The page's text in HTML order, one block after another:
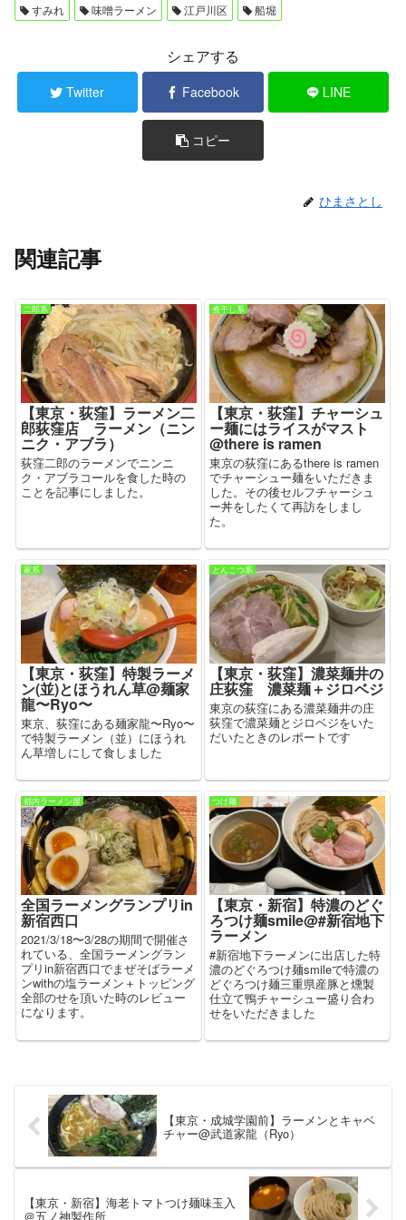
すみれ 味噌ラーメン 江戸川区 船堀
シェアする
Twitter Facebook LINE
コピー
ひまさとし
関連記事
二郎系
【東京・荻窪】ラーメン二
郎荻窪店 ラーメン（ニン
ニク・アブラ）
荻窪二郎のラーメンでニンニ
ク・アブラコールを食した時の
ことを記事にしました。
煮干し系
【東京・荻窪】チャーシュ
ー麺にはライスがマスト
@there is ramen
東京の荻窪にあるthere is ramen
でチャーシュー麺をいただきま
した。その後セルフチャーシュ
ー丼をしたくて再訪をしまし
た。
家系
【東京・荻窪】特製ラーメ
ン(並)とほうれん草@麺家
龍〜Ryo〜
東京、荻窪にある麺家龍〜Ryo〜
で特製ラーメン（並）にほうれ
ん草増しにして食しました
とんこつ系
【東京・荻窪】濃菜麺井の
庄荻窪 濃菜麺＋ジロベジ
東京の荻窪にある濃菜麺井の庄
荻窪で濃菜麺とジロベジをいた
だいたときのレポートです
都内ラーメン屋
全国ラーメングランプリin
新宿西口
2021/3/18〜3/28の期間で開催さ
れている、全国ラーメングラン
プリin新宿西口でまぜそばラーメ
ンwithの塩ラーメン＋トッピング
全部のせを頂いた時のレビュー
になります。
つけ麺
【東京・新宿】特濃のどぐ
ろつけ麺smile@#新宿地下
ラーメン
#新宿地下ラーメンに出店した特
濃のどぐろつけ麺smileで特濃の
どぐろつけ麺三重県産豚と燻製
仕立て鴨チャーシュー盛り合わ
せをいただきました
【東京・成城学園前】ラーメンとキャベ
チャー@武道家龍（Ryo）
【東京・新宿】海老トマトつけ麺味玉入
＠五ノ神製作所